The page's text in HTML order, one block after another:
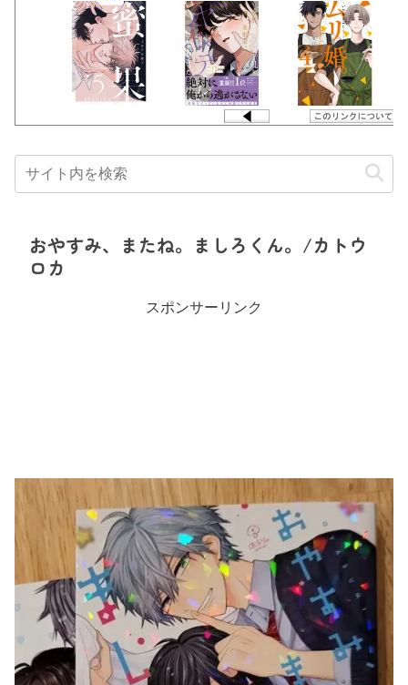
おやすみ、またね。ましろくん。/カトウ
ロカ
スポンサーリンク